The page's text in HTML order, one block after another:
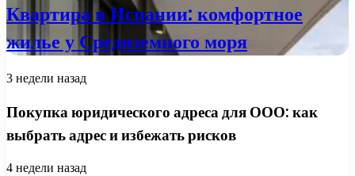
Квартира в Испании: комфортное
жилье у Средиземного моря
3 недели назад
Покупка юридического адреса для ООО: как
выбрать адрес и избежать рисков
4 недели назад